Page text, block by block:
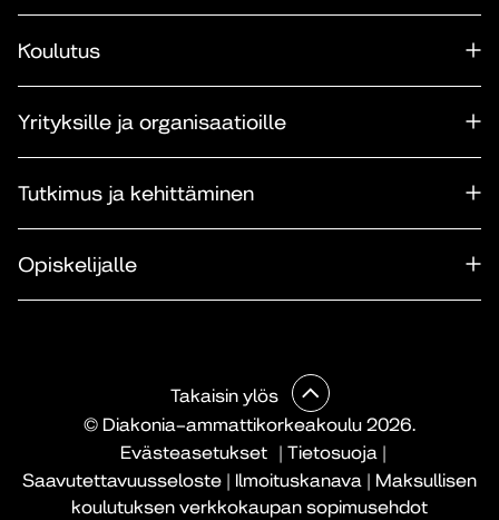
Koulutus
Yrityksille ja organisaatioille
Tutkimus ja kehittäminen
Opiskelijalle
© Diakonia–ammattikorkeakoulu 2026.
Evästeasetukset
| Tietosuoja|
Saavutettavuusseloste | Ilmoituskanava | Maksullisen
koulutuksen verkkokaupan sopimusehdot
Takaisin ylös